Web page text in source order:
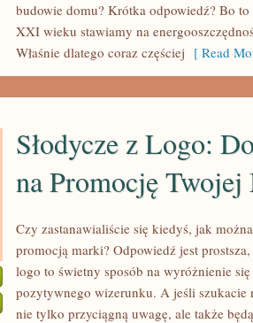
budowie domu? Krótka odpowiedź? Bo
XXI wieku stawiamy na
Właśnie dlatego coraz częściej [ Read
SŁODYCZE
Słodycze z Logo:
na Promocję
Czy zastanawialiście się kiedyś, jak
promocją marki? Odpowiedź jest
logo to świetny sposób na wyróżnienie
pozytywnego wizerunku. A jeśli szukacie
nie tylko przyciągną uwagę, ale także